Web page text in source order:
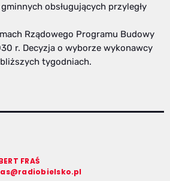
obsługujących przyległy
Rządowego Programu Budowy
r. Decyzja o wyborze wykonawcy
tygodniach.
FRAŚ